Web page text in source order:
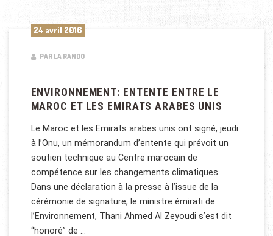
24 avril 2016
PAR LA RANDO
ENVIRONNEMENT: ENTENTE ENTRE LE
MAROC ET LES EMIRATS ARABES UNIS
Le Maroc et les Emirats arabes unis ont signé, jeudi
à l’Onu, un mémorandum d’entente qui prévoit un
soutien technique au Centre marocain de
compétence sur les changements climatiques.
Dans une déclaration à la presse à l’issue de la
cérémonie de signature, le ministre émirati de
l’Environnement, Thani Ahmed Al Zeyoudi s’est dit
“honoré” de …